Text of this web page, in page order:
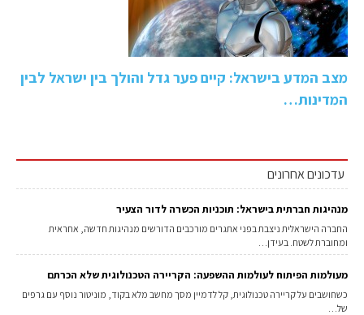
מצב המדע בישראל: קיים פער גדל והולך בין ישראל לבין
המדינות…
עדכונים אחרונים
מנהיגות חברתית בישראל: תוכניות הכשרה לדור הצעיר
החברה הישראלית ניצבת בפני אתגרים מורכבים הדורשים מנהיגות חדשה, אחראית
ומחוברת לשטח. בעידן…
מעולמות הפיתוח לעולמות ההשפעה: הקריירה הטכנולוגית שלא הכרתם
כשחושבים על קריירה טכנולוגית, קל לדמיין מסך מחשב מלא בקוד, מוניטור נוסף עם גרפים
של…